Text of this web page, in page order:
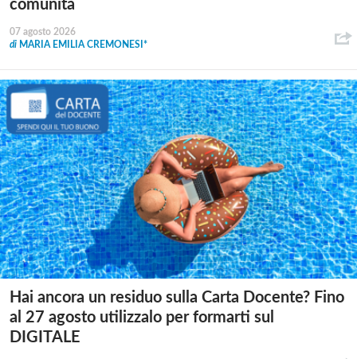
comunità
07 agosto 2026
di MARIA EMILIA CREMONESI*
Hai ancora un residuo sulla Carta Docente? Fino
al 27 agosto utilizzalo per formarti sul
DIGITALE